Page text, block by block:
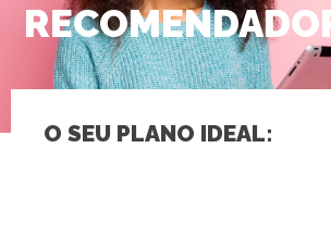
O SEU PLANO IDEAL: